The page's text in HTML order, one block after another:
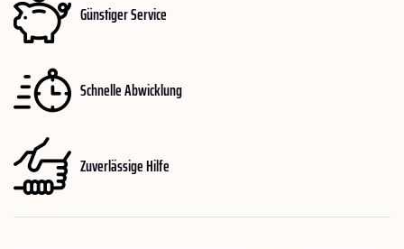
Günstiger Service
Schnelle Abwicklung
Zuverlässige Hilfe